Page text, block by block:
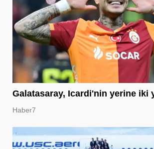
Galatasaray, Icardi'nin yerine iki
Haber7